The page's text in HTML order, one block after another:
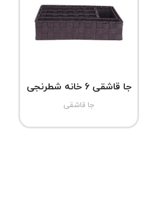
جا قاشقی 6 خانه شطرنجی
جا قاشقی